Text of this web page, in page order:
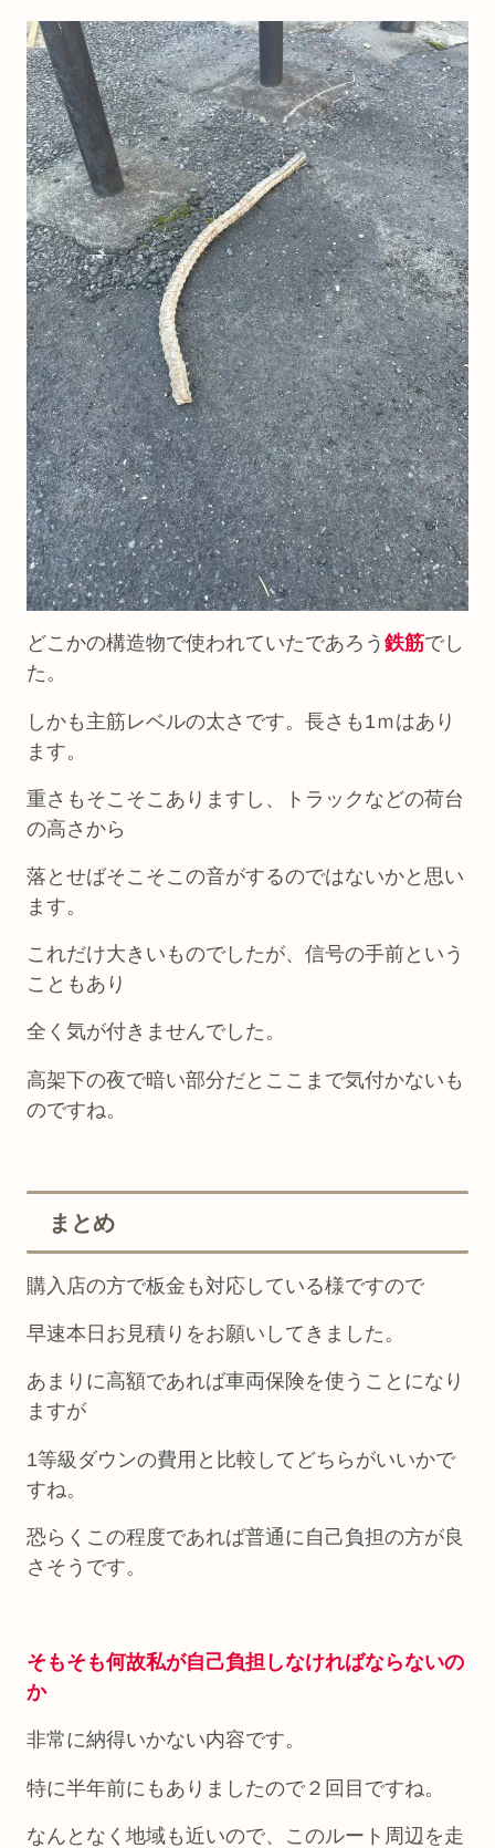
どこかの構造物で使われていたであろう 鉄筋でし
た。
しかも主筋レベルの太さです。長さも1ｍはあり
ます。
重さもそこそこありますし、トラックなどの荷台
の高さから
落とせばそこそこの音がするのではないかと思い
ます。
これだけ大きいものでしたが、信号の手前という
こともあり
全く気が付きませんでした。
高架下の夜で暗い部分だとここまで気付かないも
のですね。
まとめ
購入店の方で板金も対応している様ですので
早速本日お見積りをお願いしてきました。
あまりに高額であれば車両保険を使うことになり
ますが
1等級ダウンの費用と比較してどちらがいいかで
すね。
恐らくこの程度であれば普通に自己負担の方が良
さそうです。
そもそも何故私が自己負担しなければならないの
か
非常に納得いかない内容です。
特に半年前にもありましたので２回目ですね。
なんとなく地域も近いので、このルート周辺を走